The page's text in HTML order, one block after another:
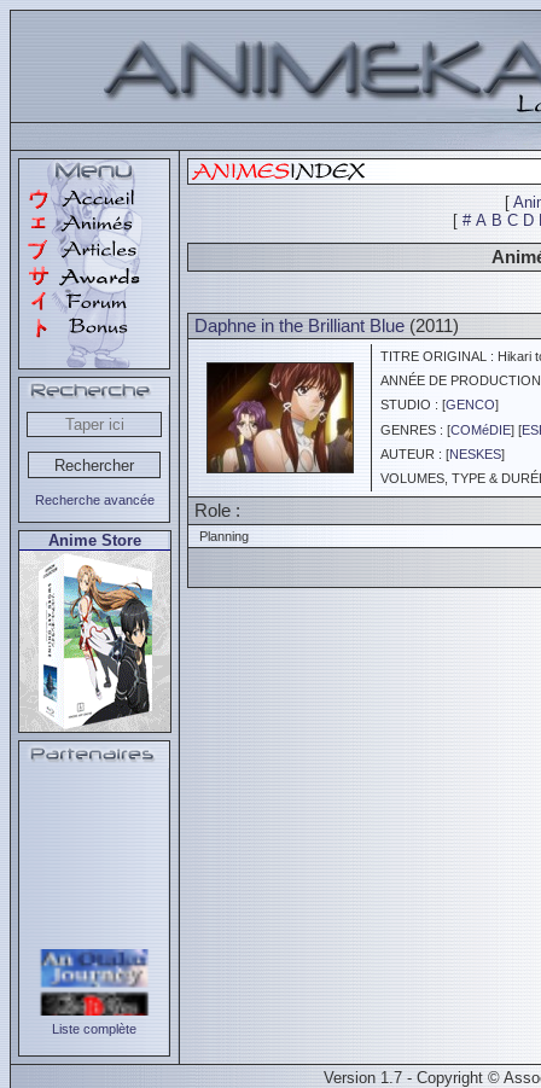
Recherche avancée
Anime Store
Liste complète
[
[ # A B C D
Daphne in the Brilliant Blue (2011)
TITRE ORIGINAL : Hikari
ANNÉE DE
STUDIO : [GENCO]
GENRES : [COMéDIE] [
AUTEUR : [NESKES]
VOLUMES, TYPE &
Role :
Planning
Version 1.7 - Copyright ©